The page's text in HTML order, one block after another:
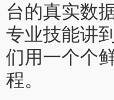
台的真实数
专业技能讲
们用一个个
程。